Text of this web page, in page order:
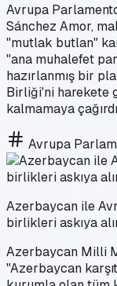
Avrupa
Sánchez Amor,
"mutlak butlan"
"ana muhalefet
hazırlanmış bir
Birliği'ni harekete
kalmamaya
Avrupa
Azerbaycan ile
birlikleri askıya
Azerbaycan Milli
"Azerbaycan